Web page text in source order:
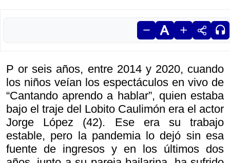
P or seis años, entre 2014 y 2020, cuando
los niños veían los espectáculos en vivo de
“Cantando aprendo a hablar”, quien estaba
bajo el traje del Lobito Caulimón era el actor
Jorge López (42). Ese era su trabajo
estable, pero la pandemia lo dejó sin esa
fuente de ingresos y en los últimos dos